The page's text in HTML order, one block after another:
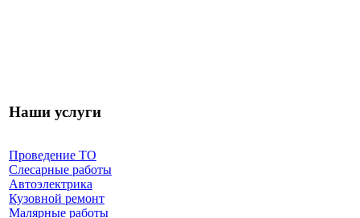
Наши услуги
Проведение ТО
Слесарные работы
Автоэлектрика
Кузовной ремонт
Малярные работы